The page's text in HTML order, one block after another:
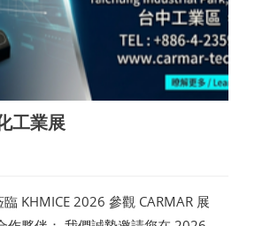
工業展
臨 KHMICE 2026 參觀 CARMAR 展